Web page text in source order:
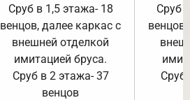
Сруб в 1,5 этажа- 18
венцов, далее каркас с
внешней отделкой
имитацией бруса.
Сруб в 2 этажа- 37
венцов
Сруб
Сруб